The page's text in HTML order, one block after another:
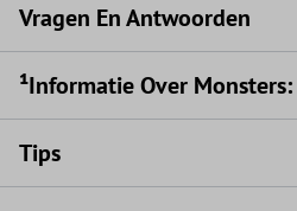
Vragen En Antwoorden
¹Informatie Over Monsters:
Tips